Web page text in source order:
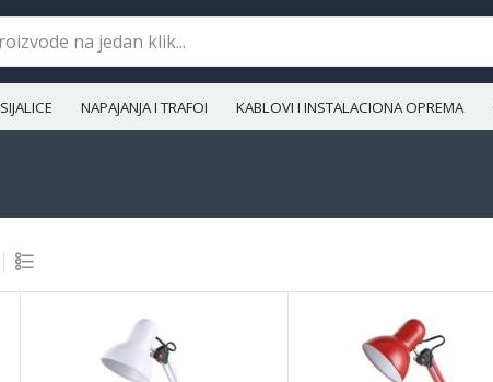
SIJALICE NAPAJANJA I TRAFOI KABLOVI I INSTALACIONA OPREMA